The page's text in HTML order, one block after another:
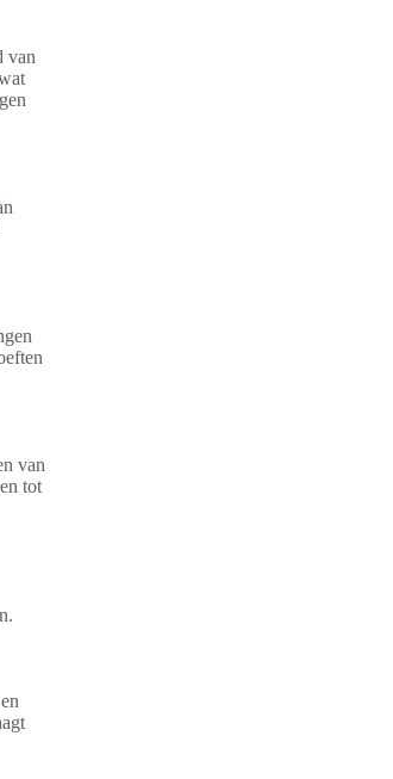
van
van
tot